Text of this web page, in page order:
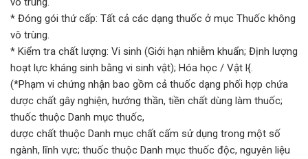
* Đóng gói thứ cấp: Tất cả các dạng thuốc ở mục Thuốc không
vô trùng.
* Kiểm tra chất lượng: Vi sinh (Giới hạn nhiễm khuẩn; Định lượng
hoạt lực kháng sinh bằng vi sinh vật); Hóa học / Vật l{.
(*Phạm vi chứng nhận bao gồm cả thuốc dạng phối hợp chứa
dược chất gây nghiện, hướng thần, tiền chất dùng làm thuốc;
thuốc thuộc Danh mục thuốc,
dược chất thuộc Danh mục chất cấm sử dụng trong một số
ngành, lĩnh vực; thuốc thuộc Danh mục thuốc độc, nguyên liệu